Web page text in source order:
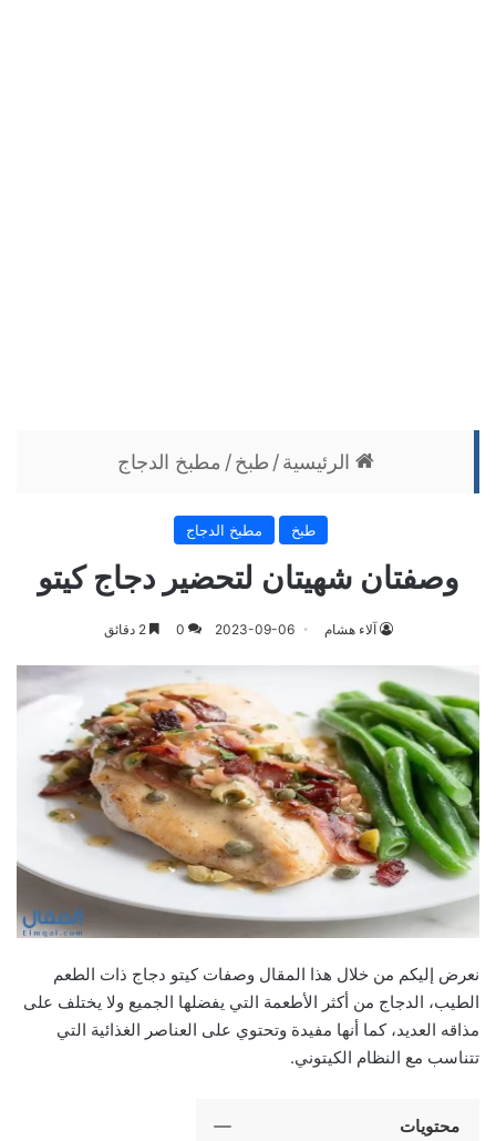
الرئيسية / طبخ / مطبخ الدجاج
طبخ مطبخ الدجاج
وصفتان شهيتان لتحضير دجاج كيتو
آلاء هشام 2023-09-06
0 2 دقائق
نعرض إليكم من خلال هذا المقال وصفات كيتو دجاج ذات الطعم
الطيب، الدجاج من أكثر الأطعمة التي يفضلها الجميع ولا يختلف على
مذاقه العديد، كما أنها مفيدة وتحتوي على العناصر الغذائية التي
تتناسب مع النظام الكيتوني.
محتويات